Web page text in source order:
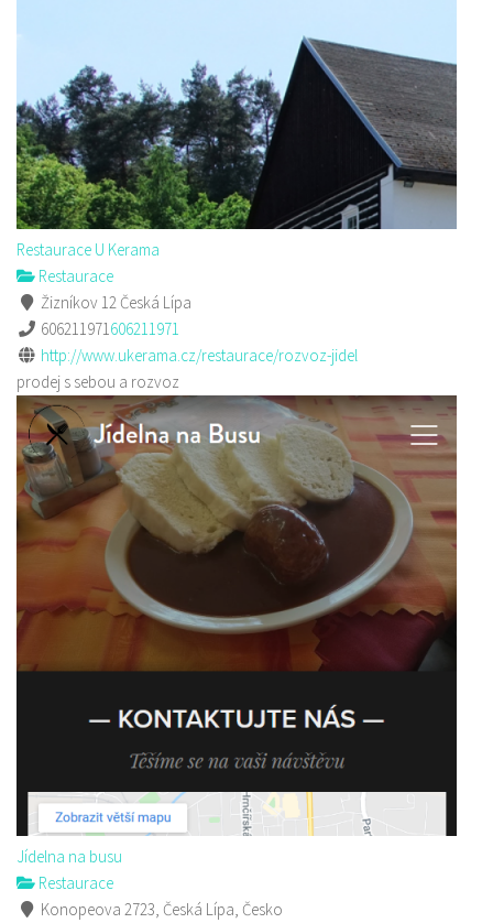
Restaurace U Kerama
Restaurace
Žizníkov 12 Česká Lípa
606211971606211971
http://www.ukerama.cz/restaurace/rozvoz-jidel
prodej s sebou a rozvoz
Jídelna na busu
Restaurace
Konopeova 2723, Česká Lípa, Česko